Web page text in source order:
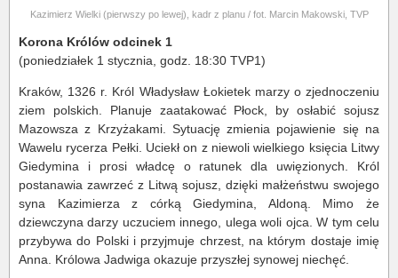
Kazimierz Wielki (pierwszy po lewej), kadr z planu / fot. Marcin Makowski, TVP
Korona Królów odcinek 1
(poniedziałek 1 stycznia, godz. 18:30 TVP1)
Kraków, 1326 r. Król Władysław Łokietek marzy o zjednoczeniu
ziem polskich. Planuje zaatakować Płock, by osłabić sojusz
Mazowsza z Krzyżakami. Sytuację zmienia pojawienie się na
Wawelu rycerza Pełki. Uciekł on z niewoli wielkiego księcia Litwy
Giedymina i prosi władcę o ratunek dla uwięzionych. Król
postanawia zawrzeć z Litwą sojusz, dzięki małżeństwu swojego
syna Kazimierza z córką Giedymina, Aldoną. Mimo że
dziewczyna darzy uczuciem innego, ulega woli ojca. W tym celu
przybywa do Polski i przyjmuje chrzest, na którym dostaje imię
Anna. Królowa Jadwiga okazuje przyszłej synowej niechęć.